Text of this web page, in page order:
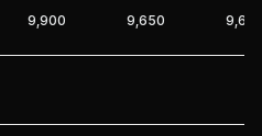
9,900 9,650